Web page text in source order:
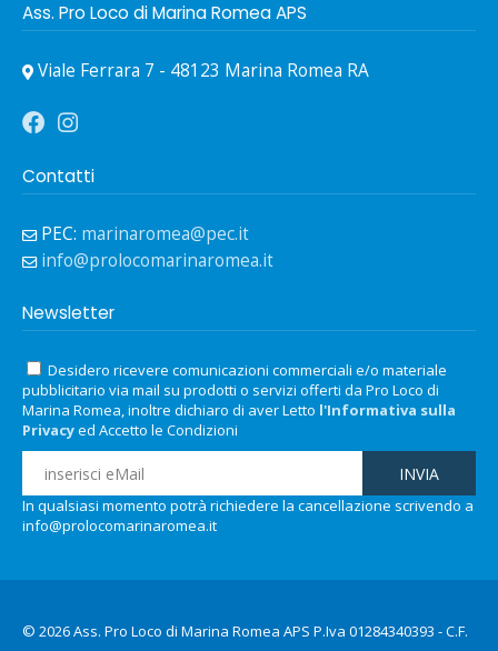
Ass. Pro Loco di Marina Romea APS
Viale Ferrara 7 - 48123 Marina Romea RA
Contatti
PEC: marinaromea@pec.it
info@prolocomarinaromea.it
Newsletter
Desidero ricevere comunicazioni commerciali e/o materiale
pubblicitario via mail su prodotti o servizi offerti da Pro Loco di
Marina Romea, inoltre dichiaro di aver Letto l'Informativa sulla
Privacyed Accetto le Condizioni
In qualsiasi momento potrà richiedere la cancellazione scrivendo a
info@prolocomarinaromea.it
© 2026 Ass. Pro Loco di Marina Romea APS P.Iva 01284340393 - C.F.